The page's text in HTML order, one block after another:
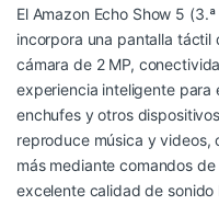
El Amazon Echo Show 5
incorpora una pantalla
cámara de 2 MP,
experiencia inteligente para
enchufes y otros
reproduce música y videos,
más mediante comandos
excelente calidad de